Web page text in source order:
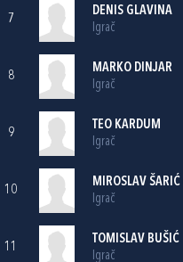
7
DENIS GLAVINA
Igrač
8
MARKO DINJAR
Igrač
9
TEO KARDUM
Igrač
10
MIROSLAV ŠARIĆ
Igrač
11
TOMISLAV BUŠIĆ
Igrač